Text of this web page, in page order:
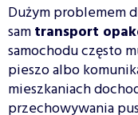
Dużym problemem
samtransport
samochodu często
pieszo albo
mieszkaniach
przechowywania